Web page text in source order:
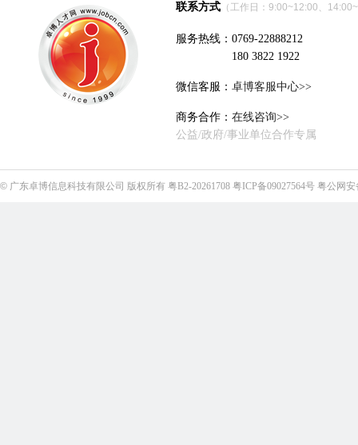
联系方式 （工作日：9:00~12:00、
服务热线：0769-22888212
180 3822 1922
微信客服： 卓博客服中心>>
商务合作： 在线咨询>>
公益/政府/事业单位合作专属
© 广东卓博信息科技有限公司 版权所有 粤B2-20261708 粤ICP备09027564号 粤公网安